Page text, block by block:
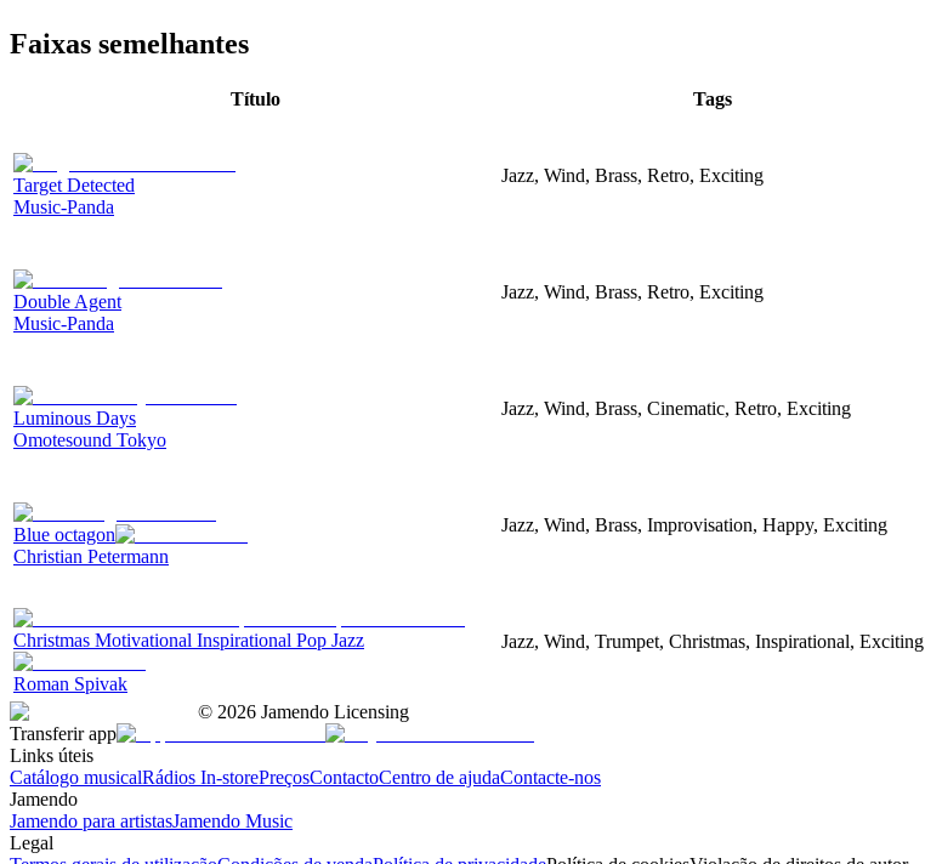
Faixas semelhantes
Título Tags
Target Detected
Music-Panda
Jazz, Wind, Brass, Retro, Exciting
Double Agent
Music-Panda
Jazz, Wind, Brass, Retro, Exciting
Luminous Days
Omotesound Tokyo
Jazz, Wind, Brass, Cinematic, Retro, Exciting
Blue octagon
Christian Petermann
Jazz, Wind, Brass, Improvisation, Happy, Exciting
Christmas Motivational Inspirational Pop Jazz
Roman Spivak
Jazz, Wind, Trumpet, Christmas, Inspirational, Exciting
© 2026 Jamendo Licensing
Transferir app
Links úteis
Catálogo musicalRádios In-storePreçosContactoCentro de ajudaContacte-nos
Jamendo
Jamendo para artistasJamendo Music
Legal